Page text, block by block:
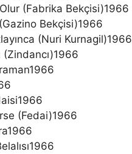
(Fabrika Bekçisi)1966
(Gazino Bekçisi)1966
(Nuri Kurnagil)1966
(Fedai)1966